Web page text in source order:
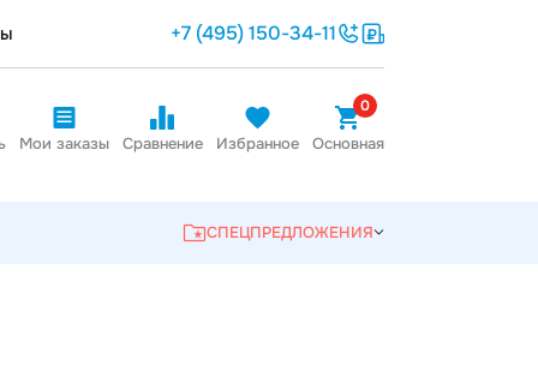
+7 (495) 150-34-11
Мои заказы Сравнение Избранное
0
Основная
СПЕЦПРЕДЛОЖЕНИЯ